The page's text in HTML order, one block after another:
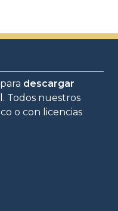
descargar
Todos nuestros
o con licencias